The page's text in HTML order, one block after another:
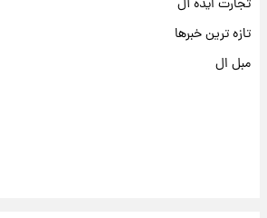
تجارت ایده آل
تازه ترین خبرها
مبل ال